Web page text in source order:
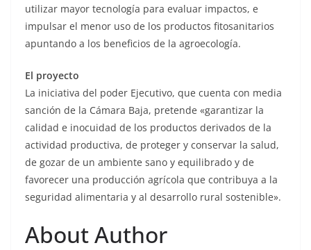
utilizar mayor tecnología para evaluar impactos, e
impulsar el menor uso de los productos fitosanitarios
apuntando a los beneficios de la agroecología.
El proyecto
La iniciativa del poder Ejecutivo, que cuenta con media
sanción de la Cámara Baja, pretende «garantizar la
calidad e inocuidad de los productos derivados de la
actividad productiva, de proteger y conservar la salud,
de gozar de un ambiente sano y equilibrado y de
favorecer una producción agrícola que contribuya a la
seguridad alimentaria y al desarrollo rural sostenible».
About Author